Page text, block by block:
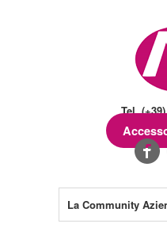
Tel.
La Community